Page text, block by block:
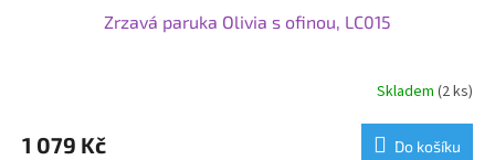
Zrzavá paruka Olivia s ofinou, LC015
Skladem (2 ks)
1 079 Kč Do košíku